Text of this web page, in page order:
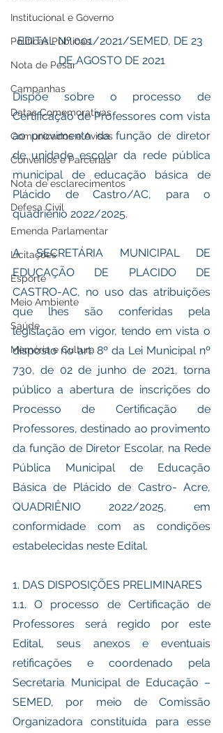
Institucional e Governo
Políticas Públicas
Nota de Pesar
Campanhas
Datas Comemorativas
Comunicados e Avisos
Convênios e Parcerias
Nota de esclarecimentos
Defesa Civil
Emenda Parlamentar
Licitações
Esporte
Meio Ambiente
Saúde
Memória e Cultura
EDITAL Nº 001/2021/SEMED, DE 23
DE AGOSTO DE 2021
Dispõe sobre o processo de
Certificação de Professores com vista
ao provimento da função de diretor
de unidade escolar da rede pública
municipal de educação básica de
Plácido de Castro/AC, para o
quadriênio 2022/2025.
A SECRETÁRIA MUNICIPAL DE
EDUCAÇÃO DE PLACIDO DE
CASTRO-AC, no uso das atribuições
que lhes são conferidas pela
legislação em vigor, tendo em vista o
disposto no art. 8º da Lei Municipal nº
730, de 02 de junho de 2021, torna
público a abertura de inscrições do
Processo de Certificação de
Professores, destinado ao provimento
da função de Diretor Escolar, na Rede
Pública Municipal de Educação
Básica de Plácido de Castro- Acre,
QUADRIÊNIO 2022/2025, em
conformidade com as condições
estabelecidas neste Edital.
1. DAS DISPOSIÇÕES PRELIMINARES
1.1. O processo de Certificação de
Professores será regido por este
Edital, seus anexos e eventuais
retificações e coordenado pela
Secretaria Municipal de Educação –
SEMED, por meio de Comissão
Organizadora constituída para esse